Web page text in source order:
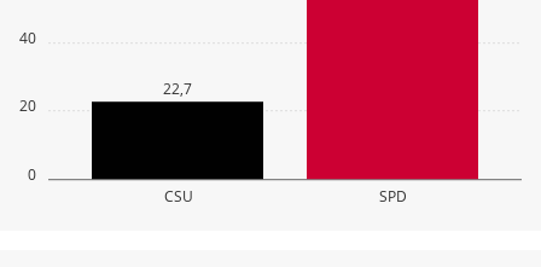
0
20
40
CSU SPD
22,7